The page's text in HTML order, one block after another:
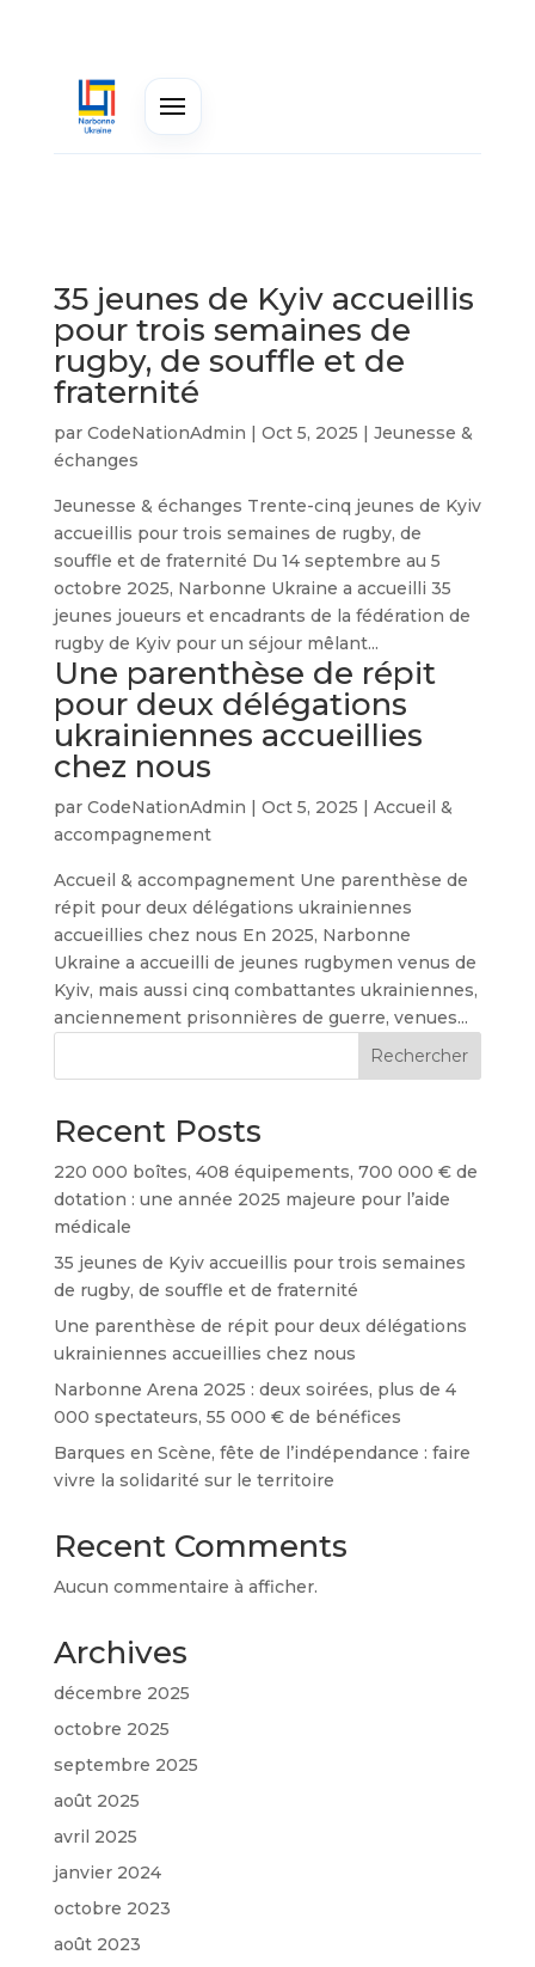
35 jeunes de Kyiv accueillis
pour trois semaines de
rugby, de souffle et de
fraternité
par CodeNationAdmin | Oct 5, 2025 | Jeunesse &
échanges
Jeunesse & échanges Trente-cinq jeunes de Kyiv
accueillis pour trois semaines de rugby, de
souffle et de fraternité Du 14 septembre au 5
octobre 2025, Narbonne Ukraine a accueilli 35
jeunes joueurs et encadrants de la fédération de
rugby de Kyiv pour un séjour mêlant...
Une parenthèse de répit
pour deux délégations
ukrainiennes accueillies
chez nous
par CodeNationAdmin | Oct 5, 2025 | Accueil &
accompagnement
Accueil & accompagnement Une parenthèse de
répit pour deux délégations ukrainiennes
accueillies chez nous En 2025, Narbonne
Ukraine a accueilli de jeunes rugbymen venus de
Kyiv, mais aussi cinq combattantes ukrainiennes,
anciennement prisonnières de guerre, venues...
Rechercher
Recent Posts
220 000 boîtes, 408 équipements, 700 000 € de
dotation : une année 2025 majeure pour l’aide
médicale
35 jeunes de Kyiv accueillis pour trois semaines
de rugby, de souffle et de fraternité
Une parenthèse de répit pour deux délégations
ukrainiennes accueillies chez nous
Narbonne Arena 2025 : deux soirées, plus de 4
000 spectateurs, 55 000 € de bénéfices
Barques en Scène, fête de l’indépendance : faire
vivre la solidarité sur le territoire
Recent Comments
Aucun commentaire à afficher.
Archives
décembre 2025
octobre 2025
septembre 2025
août 2025
avril 2025
janvier 2024
octobre 2023
août 2023